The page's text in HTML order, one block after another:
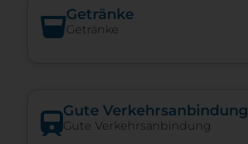
Getränke
Getränke
Gute Verkehrsanbindung
Gute Verkehrsanbindung